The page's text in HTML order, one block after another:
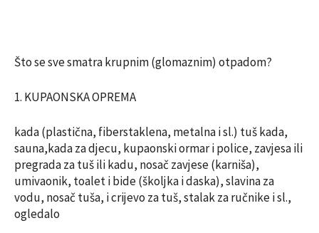
Što se sve smatra krupnim (glomaznim) otpadom?
1. KUPAONSKA OPREMA
kada (plastična, fiberstaklena, metalna i sl.) tuš kada,
sauna,kada za djecu, kupaonski ormar i police, zavjesa ili
pregrada za tuš ili kadu, nosač zavjese (karniša),
umivaonik, toalet i bide (školjka i daska), slavina za
vodu, nosač tuša, i crijevo za tuš, stalak za ručnike i sl.,
ogledalo